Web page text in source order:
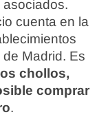
cuenta en la
Madrid. Es
chollos,
comprar
.